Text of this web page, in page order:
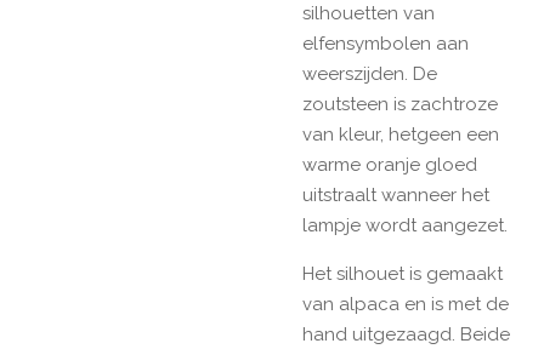
silhouetten van
elfensymbolen aan
weerszijden. De
zoutsteen is zachtroze
van kleur, hetgeen een
warme oranje gloed
uitstraalt wanneer het
lampje wordt aangezet.
Het silhouet is gemaakt
van alpaca en is met de
hand uitgezaagd. Beide